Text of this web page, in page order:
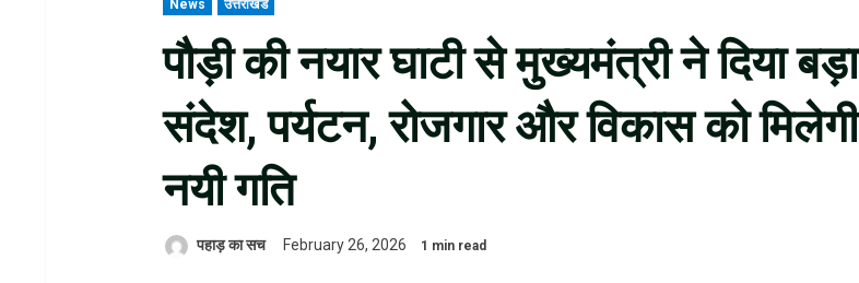
News उत्तराखंड
पौड़ी की नयार घाटी से मुख्यमंत्री ने दिया बड़ा
संदेश, पर्यटन, रोजगार और विकास को मिलेगी
नयी गति
पहाड़ का सच February 26, 2026 1 min read